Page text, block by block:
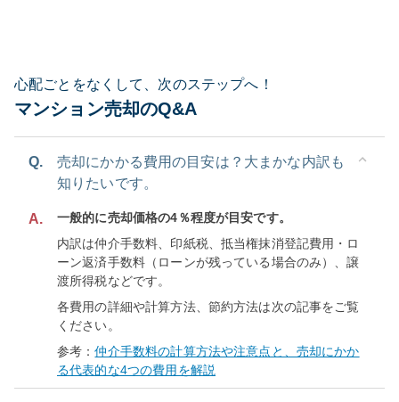
心配ごとをなくして、次のステップへ！
マンション売却のQ&A
Q.
売却にかかる費用の目安は？大まかな内訳も
知りたいです。
A.
一般的に売却価格の4％程度が目安です。
内訳は仲介手数料、印紙税、抵当権抹消登記費用・ロ
ーン返済手数料（ローンが残っている場合のみ）、譲
渡所得税などです。
各費用の詳細や計算方法、節約方法は次の記事をご覧
ください。
参考：仲介手数料の計算方法や注意点と、売却にかか
る代表的な4つの費用を解説